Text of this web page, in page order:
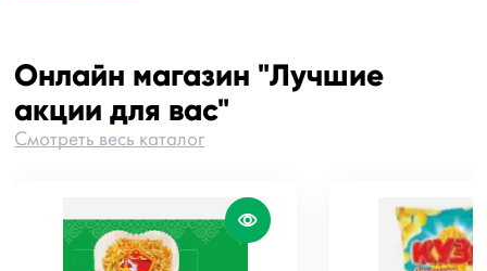
Онлайн магазин "Лучшие
акции для вас"
Смотреть весь каталог